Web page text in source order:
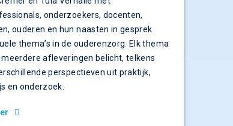
onderzoekers, docenten,
ouderen en hun naasten in gesprek
thema’s in de ouderenzorg. Elk thema
afleveringen belicht, telkens
perspectieven uit praktijk,
en onderzoek.